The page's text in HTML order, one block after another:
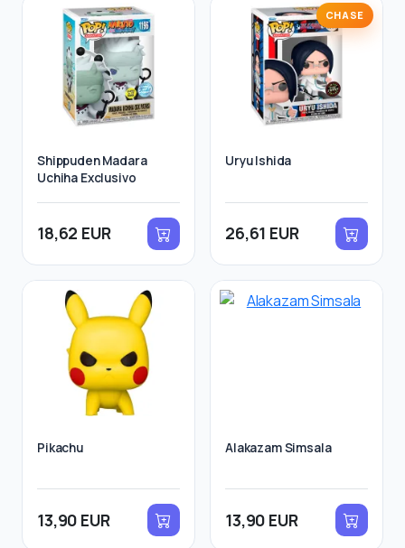
Shippuden Madara
Uchiha Exclusivo
18,62 EUR
CHASE
Uryu Ishida
26,61 EUR
Pikachu
13,90 EUR
Alakazam Simsala
13,90 EUR